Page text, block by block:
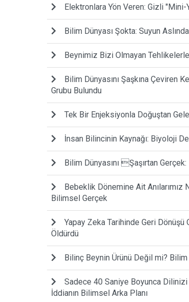
Elektronlara Yön Veren: Gizli
Bilim Dünyası Şokta: Suyun
Beynimiz Bizi Olmayan
Bilim Dünyasını Şaşkına Çeviren
Grubu Bulundu
Tek Bir Enjeksiyonla Doğuştan
İnsan Bilincinin Kaynağı: Biyoloji
Bilim Dünyasını Şaşırtan
Bebeklik Dönemine Ait Anılarımız
Bilimsel Gerçek
Yapay Zeka Tarihinde Geri Dönüşü
Öldürdü
Bilinç Beynin Ürünü Değil mi? Bilim
Sadece 40 Saniye Boyunca
İddianın Bilimsel Arka Planı